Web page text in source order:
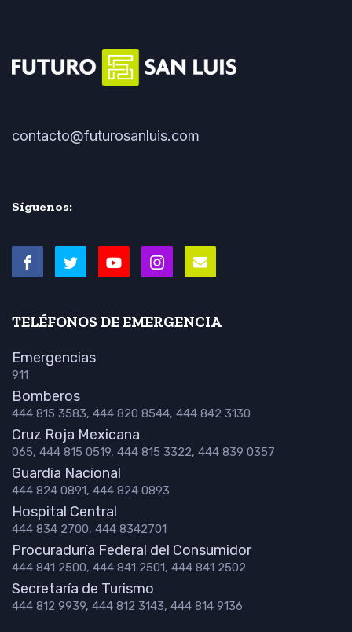
contacto@futurosanluis.com
Síguenos:
TELÉFONOS DE EMERGENCIA
Emergencias
911
Bomberos
444 815 3583, 444 820 8544, 444 842 3130
Cruz Roja Mexicana
065, 444 815 0519, 444 815 3322, 444 839 0357
Guardia Nacional
444 824 0891, 444 824 0893
Hospital Central
444 834 2700, 444 8342701
Procuraduría Federal del Consumidor
444 841 2500, 444 841 2501, 444 841 2502
Secretaría de Turismo
444 812 9939, 444 812 3143, 444 814 9136